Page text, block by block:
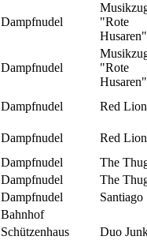
Dampfnudel
"Rote
Husaren"
Dampfnudel
"Rote
Husaren"
Dampfnudel Red
Dampfnudel
Red
Dampfnudel
The
Dampfnudel
The
Dampfnudel
Santiago
Bahnhof
Schützenhaus
Duo